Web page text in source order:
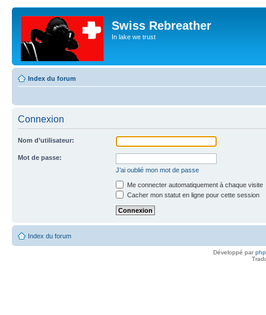
Swiss Rebreather
In lake we trust
Index du forum
Connexion
Nom d’utilisateur:
Mot de passe:
J’ai oublié mon mot de passe
Me connecter automatiquement à chaque visite
Cacher mon statut en ligne pour cette session
Index du forum
Développé par